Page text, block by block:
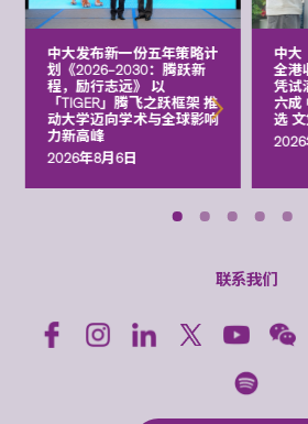
中大发布新一份五年策略计
划《2026‒2030：腾跃新
程，励行志远》 以
「TIGER」腾飞之跃框架 推
动大学迈向学术与全球影响
力新高峰
2026年8月6日
中大
全港
凭试
六成
选
2026
联系我们